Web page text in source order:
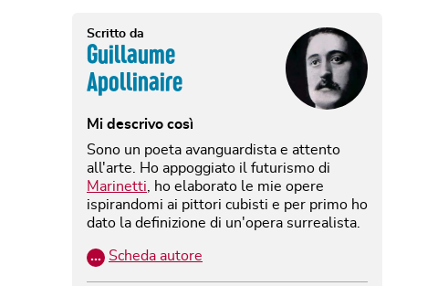
Scritto da
Guillaume
Apollinaire
Mi descrivo così
Sono un poeta avanguardista e attento
all'arte. Ho appoggiato il futurismo di
Marinetti , ho elaborato le mie opere
ispirandomi ai pittori cubisti e per primo ho
dato la definizione di un'opera surrealista.
… Scheda autore